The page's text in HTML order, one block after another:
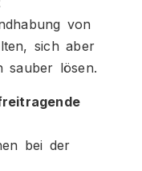
von
sich aber
sauber lösen.
bei der